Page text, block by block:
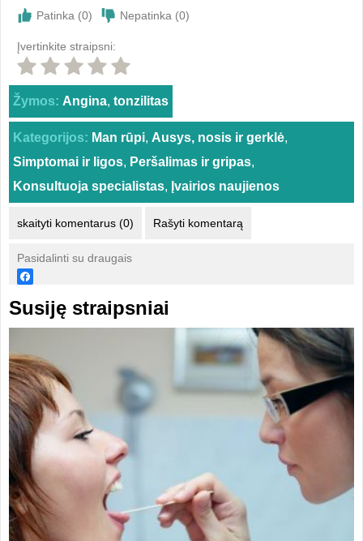
Patinka (0) Nepatinka (0)
Įvertinkite straipsni:
Žymos: Angina, tonzilitas
Kategorijos: Man rūpi, Ausys, nosis ir gerklė,
Simptomai ir ligos, Peršalimas ir gripas,
Konsultuoja specialistas, Įvairios naujienos
skaityti komentarus (0) Rašyti komentarą
Pasidalinti su draugais
Susiję straipsniai